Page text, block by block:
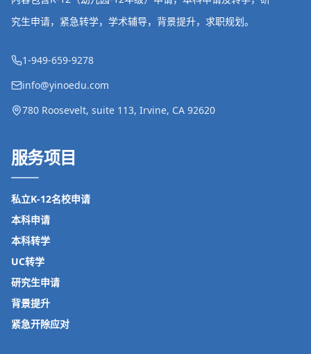
究生申请，紧急转学，学术辅导，背景提升，求职规划。
1-949-659-9278
info@yinoedu.com
780 Roosevelt, suite 113, Irvine, CA 92620
服务项目
私立K-12名校申请
本科申请
本科转学
UC转学
研究生申请
背景提升
紧急开除应对